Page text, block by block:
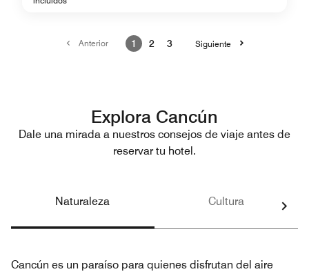
Anterior 1 2 3 Siguiente
Explora Cancún
Dale una mirada a nuestros consejos de viaje antes de
reservar tu hotel.
Naturaleza Cultura
Cancún es un paraíso para quienes disfrutan del aire